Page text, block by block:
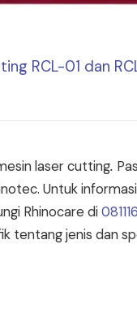
RCL-01 dan
laser cutting.
Untuk
Rhinocare di
tentang jenis dan